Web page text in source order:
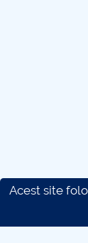
Acest site